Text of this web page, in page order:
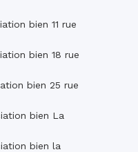
bien 11 rue
bien 18 rue
bien 25 rue
bien La
bien la